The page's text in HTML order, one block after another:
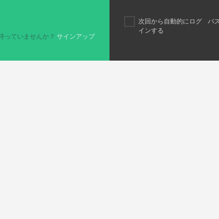
っていませんか？ サインアップ
次回から自動的にログ
インする
パ